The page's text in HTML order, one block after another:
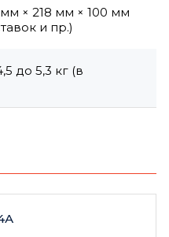
× 218 мм × 100 мм
и пр.)
до 5,3 кг (в